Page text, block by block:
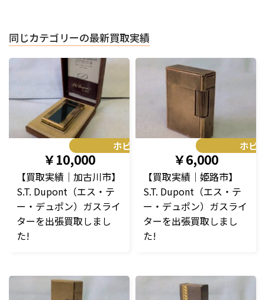
同じカテゴリーの最新買取実績
ホビー
￥10,000
【買取実績｜加古川市】
S.T. Dupont（エス・テ
ー・デュポン）ガスライ
ターを出張買取しまし
た!
ホビ
￥6,000
【買取実績｜姫路市】
S.T. Dupont（エス・テ
ー・デュポン）ガスライ
ターを出張買取しまし
た!